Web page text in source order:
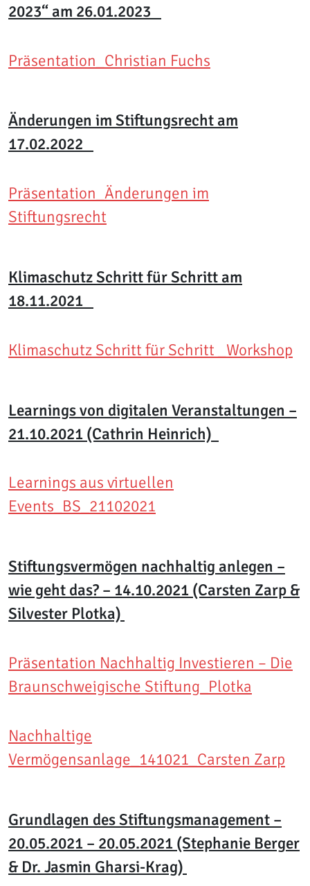
2023“ am 26.01.2023
Präsentation_Christian Fuchs
Änderungen im Stiftungsrecht am
17.02.2022
Präsentation_Änderungen im
Stiftungsrecht
Klimaschutz Schritt für Schritt am
18.11.2021
Klimaschutz Schritt für Schritt _Workshop
Learnings von digitalen Veranstaltungen –
21.10.2021 (Cathrin Heinrich)
Learnings aus virtuellen
Events_BS_21102021
Stiftungsvermögen nachhaltig anlegen –
wie geht das? – 14.10.2021 (Carsten Zarp &
Silvester Plotka)
Präsentation Nachhaltig Investieren – Die
Braunschweigische Stiftung_Plotka
Nachhaltige
Vermögensanlage_141021_Carsten Zarp
Grundlagen des Stiftungsmanagement –
20.05.2021 – 20.05.2021 (Stephanie Berger
& Dr. Jasmin Gharsi-Krag)